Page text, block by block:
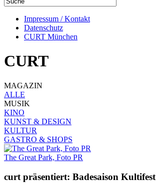
Impressum / Kontakt
Datenschutz
CURT München
CURT
MAGAZIN
ALLE
MUSIK
KINO
KUNST & DESIGN
KULTUR
GASTRO & SHOPS
The Great Park, Foto PR
curt präsentiert: Badesaison Kultifest